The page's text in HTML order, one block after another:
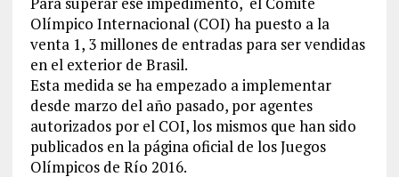
Olímpico Internacional (COI) ha puesto a la
venta 1, 3 millones de entradas para ser vendidas
en el exterior de Brasil.
Esta medida se ha empezado a implementar
desde marzo del año pasado, por agentes
autorizados por el COI, los mismos que han sido
publicados en la página oficial de los Juegos
Olímpicos de Río 2016.